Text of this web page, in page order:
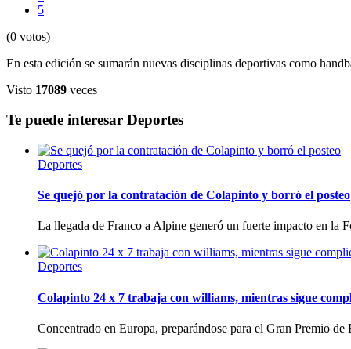
5
(0 votos)
En esta edición se sumarán nuevas disciplinas deportivas como
Visto 17089 veces
Te puede interesar Deportes
Deportes
Se quejó por la contratación de Colapinto y borró el posteo
La llegada de Franco a Alpine generó un fuerte impacto en la
Deportes
Colapinto 24 x 7 trabaja con williams, mientras sigue
Concentrado en Europa, preparándose para el Gran Premio